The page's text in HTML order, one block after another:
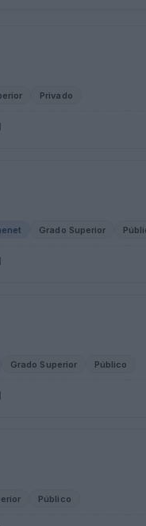
Privado
Grado Superior
Grado Superior Público
Público